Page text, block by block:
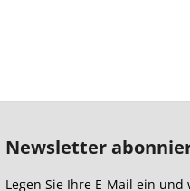
Newsletter
Legen Sie Ihre E-Mail ein und